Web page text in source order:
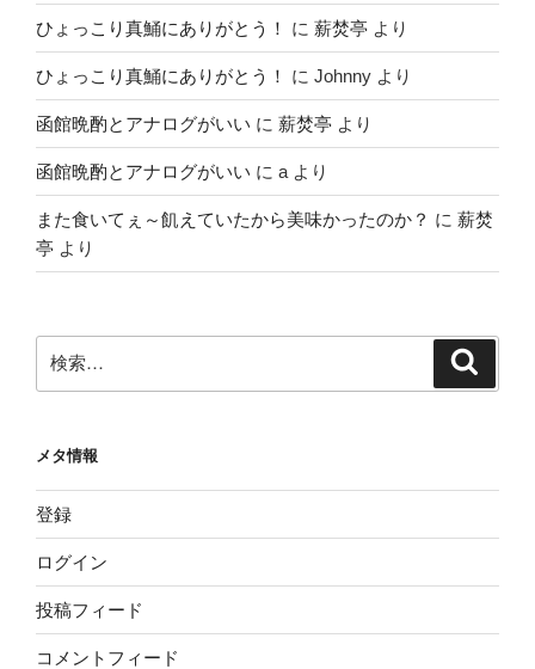
ひょっこり真鯒にありがとう！ に 薪焚亭 より
ひょっこり真鯒にありがとう！ に Johnny より
函館晩酌とアナログがいい に 薪焚亭 より
函館晩酌とアナログがいい に a より
また食いてぇ～飢えていたから美味かったのか？ に 薪焚
亭 より
索:
メタ情報
登録
ログイン
投稿フィード
コメントフィード